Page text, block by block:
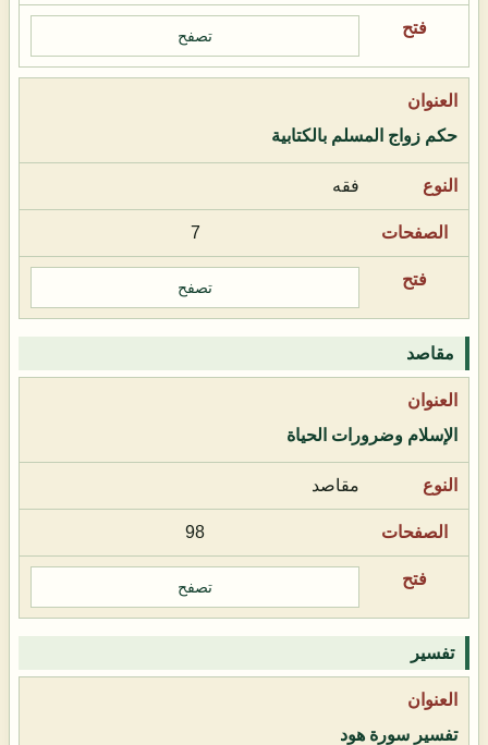
تصفح
حكم زواج المسلم بالكتابية
فقه
7
تصفح
مقاصد
الإسلام وضرورات الحياة
مقاصد
98
تصفح
تفسير
تفسير سورة هود